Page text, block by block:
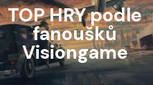
TOP HRY podle
fanoušků
Visiongame